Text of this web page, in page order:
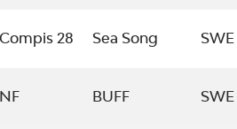
Compis 28 Sea Song SWE
NF BUFF SWE